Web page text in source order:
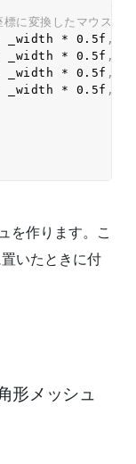
に変換したマウス
_width * 0.5f ,
_width * 0.5f ,
_width * 0.5f ,
_width * 0.5f ,
を作ります。こ
いたときに付
形メッシュ